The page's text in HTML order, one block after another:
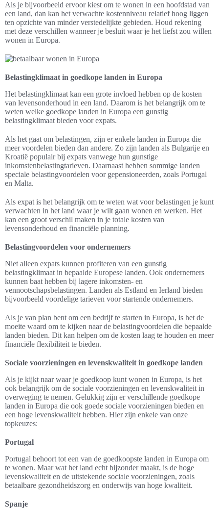
Als je bijvoorbeeld ervoor kiest om te wonen in een hoofdstad van
een land, dan kan het verwachte kostenniveau relatief hoog liggen
ten opzichte van minder verstedelijkte gebieden. Houd rekening
met deze verschillen wanneer je besluit waar je het liefst zou willen
wonen in Europa.
Belastingklimaat in goedkope landen in Europa
Het belastingklimaat kan een grote invloed hebben op de kosten
van levensonderhoud in een land. Daarom is het belangrijk om te
weten welke goedkope landen in Europa een gunstig
belastingklimaat bieden voor expats.
Als het gaat om belastingen, zijn er enkele landen in Europa die
meer voordelen bieden dan andere. Zo zijn landen als Bulgarije en
Kroatië populair bij expats vanwege hun gunstige
inkomstenbelastingtarieven. Daarnaast hebben sommige landen
speciale belastingvoordelen voor gepensioneerden, zoals Portugal
en Malta.
Als expat is het belangrijk om te weten wat voor belastingen je kunt
verwachten in het land waar je wilt gaan wonen en werken. Het
kan een groot verschil maken in je totale kosten van
levensonderhoud en financiële planning.
Belastingvoordelen voor ondernemers
Niet alleen expats kunnen profiteren van een gunstig
belastingklimaat in bepaalde Europese landen. Ook ondernemers
kunnen baat hebben bij lagere inkomsten- en
vennootschapsbelastingen. Landen als Estland en Ierland bieden
bijvoorbeeld voordelige tarieven voor startende ondernemers.
Als je van plan bent om een bedrijf te starten in Europa, is het de
moeite waard om te kijken naar de belastingvoordelen die bepaalde
landen bieden. Dit kan helpen om de kosten laag te houden en meer
financiële flexibiliteit te bieden.
Sociale voorzieningen en levenskwaliteit in goedkope landen
Als je kijkt naar waar je goedkoop kunt wonen in Europa, is het
ook belangrijk om de sociale voorzieningen en levenskwaliteit in
overweging te nemen. Gelukkig zijn er verschillende goedkope
landen in Europa die ook goede sociale voorzieningen bieden en
een hoge levenskwaliteit hebben. Hier zijn enkele van onze
topkeuzes:
Portugal
Portugal behoort tot een van de goedkoopste landen in Europa om
te wonen. Maar wat het land echt bijzonder maakt, is de hoge
levenskwaliteit en de uitstekende sociale voorzieningen, zoals
betaalbare gezondheidszorg en onderwijs van hoge kwaliteit.
Spanje